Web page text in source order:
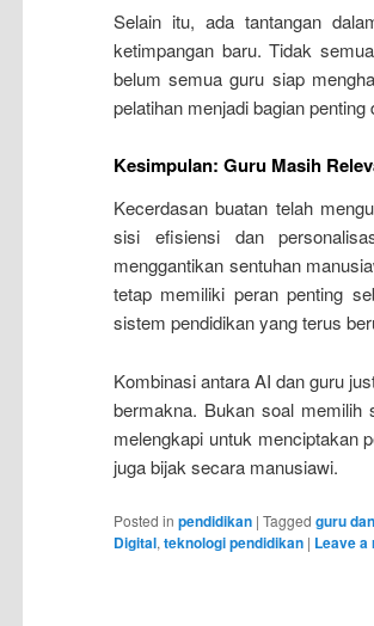
Selain itu, ada tantangan
ketimpangan baru. Tidak
belum semua guru siap
pelatihan menjadi bagian
Kesimpulan: Guru Masih
Kecerdasan buatan telah
sisi efisiensi dan
menggantikan sentuhan
tetap memiliki peran penting
sistem pendidikan yang terus
Kombinasi antara AI dan guru
bermakna. Bukan soal memilih
melengkapi untuk menciptakan
juga bijak secara manusiawi.
Posted in pendidikan | Tagged guru
Digital, teknologi pendidikan | Leave a